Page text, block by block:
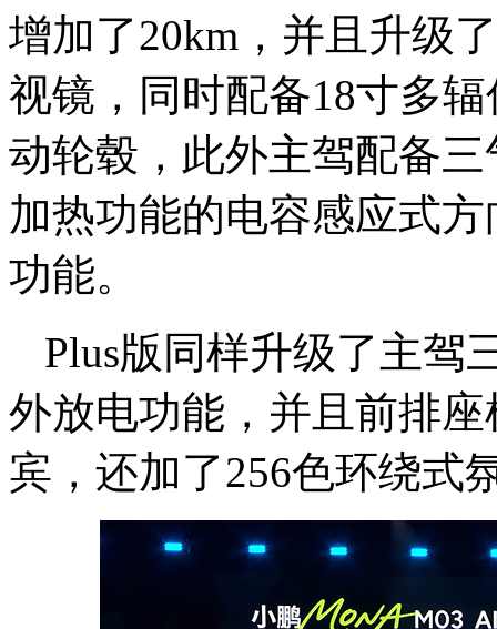
增加了20km，并且升级
视镜，同时配备18寸多
动轮毂，此外主驾配备
加热功能的电容感应式
功能。
Plus版同样升级了主驾
外放电功能，并且前排
宾，还加了256色环绕式